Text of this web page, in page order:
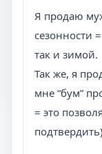
Я продаю
сезонности
так и зимой.
Так же, я
мне “бум”
= это